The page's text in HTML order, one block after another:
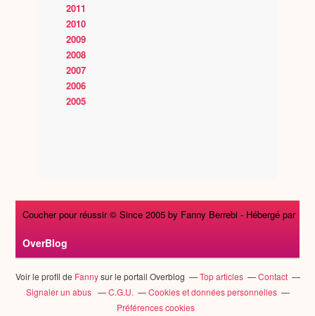
2011
2010
2009
2008
2007
2006
2005
Coucher pour réussir © Since 2005 by Fanny Berrebi - Hébergé par
OverBlog
Voir le profil de Fannysur le portail Overblog Top articles
Contact
Signaler un abus
C.G.U.
Cookies et données personnelles
Préférences cookies